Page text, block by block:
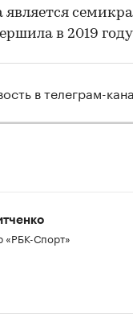
является
в 2019 году
в телеграм-
«РБК-Спорт»